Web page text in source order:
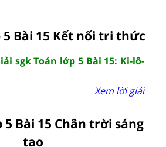
5 Bài 15 Kết nối tri thức
sgk Toán lớp 5 Bài 15: Ki-lô-
Xem lời giải
5 Bài 15 Chân trời sáng
tạo